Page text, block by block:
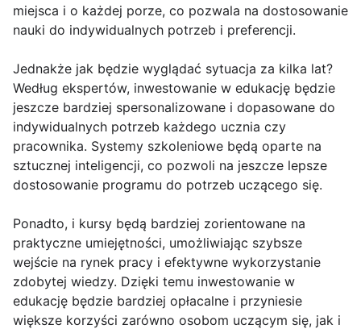
miejsca i o każdej porze, co pozwala na dostosowanie
nauki do indywidualnych potrzeb i preferencji.
Jednakże jak będzie wyglądać sytuacja za kilka lat?
Według ekspertów, inwestowanie w edukację będzie
jeszcze bardziej spersonalizowane i dopasowane do
indywidualnych potrzeb każdego ucznia czy
pracownika. Systemy szkoleniowe będą oparte na
sztucznej inteligencji, co pozwoli na jeszcze lepsze
dostosowanie programu do potrzeb uczącego się.
Ponadto, i kursy będą bardziej zorientowane na
praktyczne umiejętności, umożliwiając szybsze
wejście na rynek pracy i efektywne wykorzystanie
zdobytej wiedzy. Dzięki temu inwestowanie w
edukację będzie bardziej opłacalne i przyniesie
większe korzyści zarówno osobom uczącym się, jak i